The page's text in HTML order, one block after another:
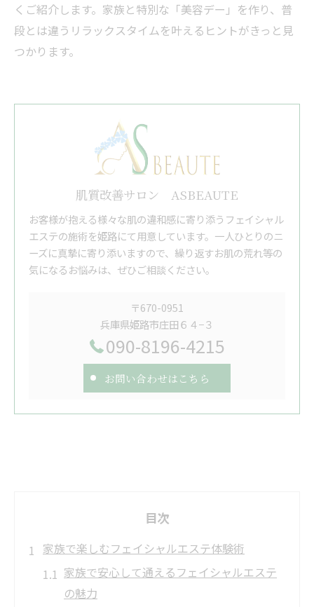
くご紹介します。家族と特別な「美容デー」を作り、普
段とは違うリラックスタイムを叶えるヒントがきっと見
つかります。
肌質改善サロン ASBEAUTE
お客様が抱える様々な肌の違和感に寄り添うフェイシャル
エステの施術を姫路にて用意しています。一人ひとりのニ
ーズに真摯に寄り添いますので、繰り返すお肌の荒れ等の
気になるお悩みは、ぜひご相談ください。
〒670-0951
兵庫県姫路市庄田６４−３
090-8196-4215
お問い合わせはこちら
目次
家族で楽しむフェイシャルエステ体験術
家族で安心して通えるフェイシャルエステ
の魅力